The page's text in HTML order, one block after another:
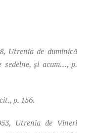
Utrenia de duminică
sedelne, şi acum…, p.
p. 156.
Utrenia de Vineri